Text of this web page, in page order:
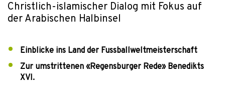
Christlich-islamischer Dialog mit Fokus auf
der Arabischen Halbinsel
Einblicke ins Land der Fussballweltmeisterschaft
Zur umstrittenen «Regensburger Rede» Benedikts
XVI.